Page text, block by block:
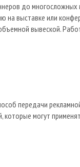
до многосложных
выставке или
вывеской.
передачи
могут